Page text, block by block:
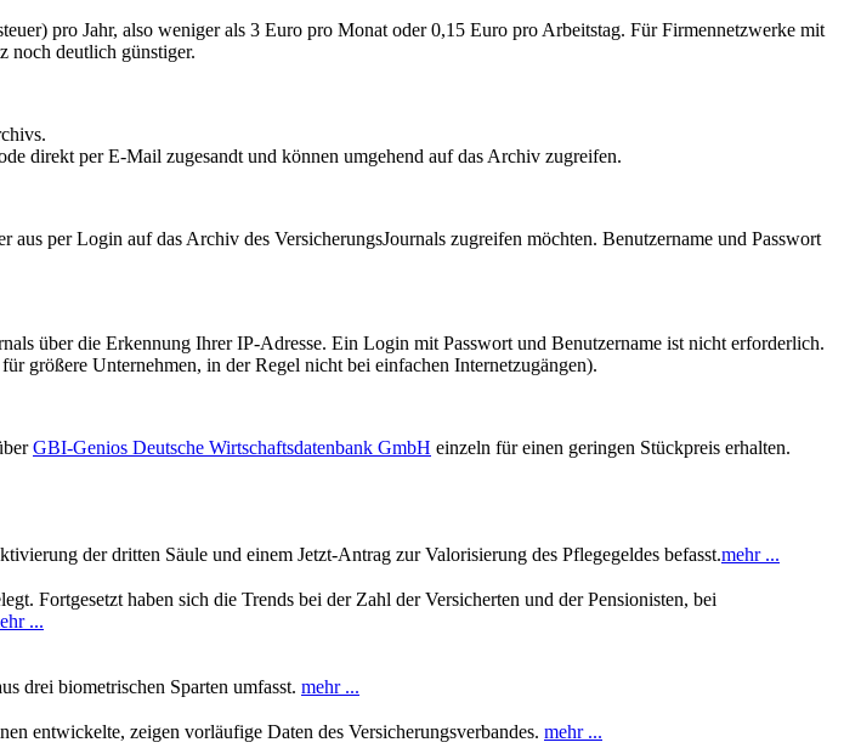
pro Jahr, also weniger als 3 Euro pro Monat oder 0,15 Euro pro Arbeitstag. Für Firmennetzwerke mit
noch deutlich günstiger.
direkt per E-Mail zugesandt und können umgehend auf das Archiv zugreifen.
per Login auf das Archiv des VersicherungsJournals zugreifen möchten. Benutzername und Passwort
über die Erkennung Ihrer IP-Adresse. Ein Login mit Passwort und Benutzername ist nicht erforderlich.
größere Unternehmen, in der Regel nicht bei einfachen Internetzugängen).
GBI-Genios Deutsche Wirtschaftsdatenbank GmbH einzeln für einen geringen Stückpreis erhalten.
der dritten Säule und einem Jetzt-Antrag zur Valorisierung des Pflegegeldes befasst.mehr ...
Fortgesetzt haben sich die Trends bei der Zahl der Versicherten und der Pensionisten, bei
...
drei biometrischen Sparten umfasst. mehr ...
entwickelte, zeigen vorläufige Daten des Versicherungsverbandes. mehr ...